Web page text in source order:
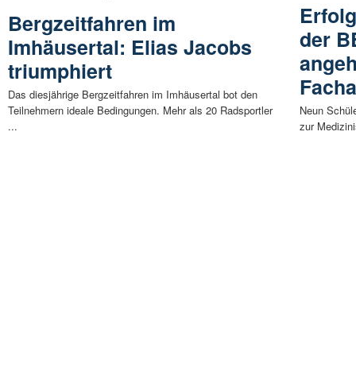
Bergzeitfahren im
Imhäusertal: Elias Jacobs
triumphiert
Das diesjährige Bergzeitfahren im Imhäusertal bot den
Teilnehmern ideale Bedingungen. Mehr als 20 Radsportler
...
der
Neun
zur